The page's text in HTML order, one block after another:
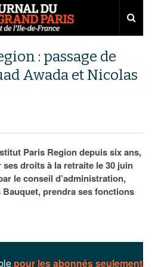
: passage de
Awada et Nicolas
Paris Region depuis six ans,
droits à la retraite le 30 juin
le conseil d’administration,
prendra ses fonctions
pour les abonnés seulement